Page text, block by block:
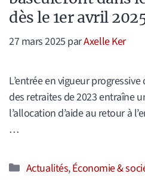
dès le 1er avril
27 mars 2025 parAxelle Ker
L’entrée en vigueur
des retraites de 2023 entraîne
l’allocation d’aide au retour à
…
Catégories
Actualités,Économie &